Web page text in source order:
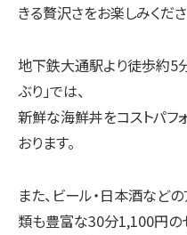
きる贅沢さをお楽しみくださ
地下鉄大通駅より徒歩約5
ぶり」では、
新鮮な海鮮丼をコストパフ
おります。
また、ビール・日本酒など
類も豊富な30分1,100円の